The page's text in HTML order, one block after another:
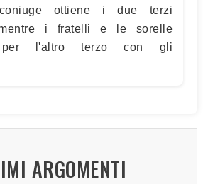
ottiene i due terzi
i fratelli e le sorelle
per l'altro terzo con gli
ARGOMENTI